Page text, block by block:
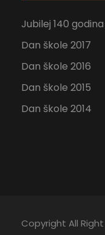
Jubilej 140 godina
Dan škole 2017
Dan škole 2016
Dan škole 2015
Dan škole 2014
Copyright All